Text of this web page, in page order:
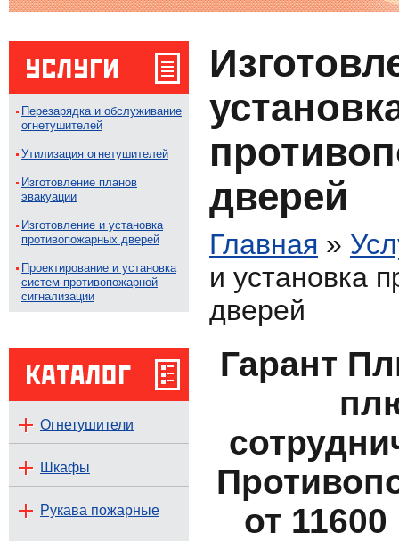
Перезарядка и обслуживание
огнетушителей
Утилизация огнетушителей
Изготовление планов
эвакуации
Изготовление и установка
противопожарных дверей
Проектирование и установка
систем противопожарной
сигнализации
Огнетушители
Шкафы
Рукава пожарные
дверей
Главная »
и установка
дверей
Гарант
от